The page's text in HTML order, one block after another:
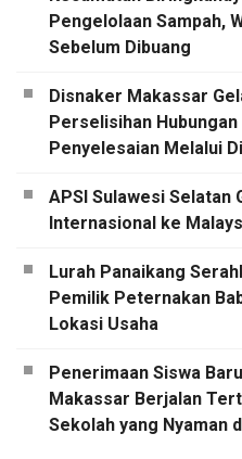
Pengelolaan Sampah,
Sebelum Dibuang
Disnaker Makassar
Perselisihan
Penyelesaian Melalui
APSI Sulawesi Selatan
Internasional ke
Lurah Panaikang
Pemilik Peternakan
Lokasi Usaha
Penerimaan Siswa
Makassar Berjalan
Sekolah yang Nyaman